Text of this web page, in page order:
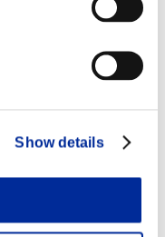
Show details